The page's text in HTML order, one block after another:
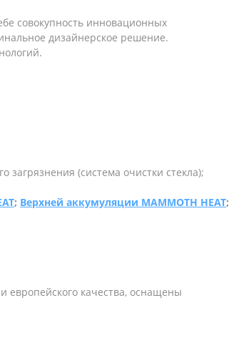
совокупность инновационных
дизайнерское решение.
загрязнения (система очистки стекла);
; Верхней аккумуляции MAMMOTH HEAT;
европейского качества, оснащены